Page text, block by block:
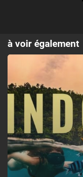
à voir également